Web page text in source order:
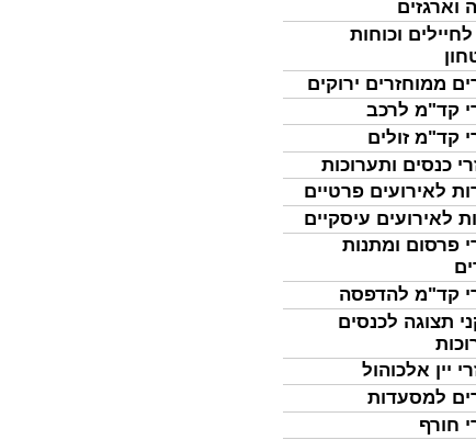
וארגזים
לחיילים וכוחות
ממוחזרים ירוקים
קד"מ לרכב
קד"מ זולים
כנסים ותערוכות
לאירועים פרטיים
לאירועים עיסקיים
פרסום ומתנות
קד"מ להדפסה
תצוגה לכנסים
יין אלכוהול
למסעדות
חורף